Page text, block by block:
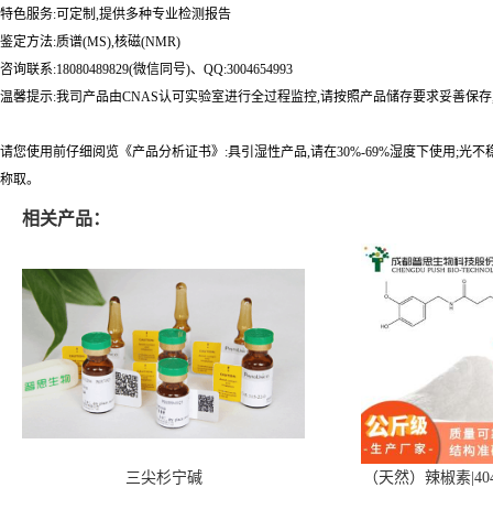
特色服务:可定制,提供多种专业检测报告
鉴定方法:质谱(MS),核磁(NMR)
咨询联系:18080489829(微信同号)、QQ:3004654993
温馨提示:我司产品由CNAS认可实验室进行全过程监控,请按照产品储存要求妥善保
请您使用前仔细阅览《产品分析证书》:具引湿性产品,请在30%-69%湿度下使用;光
称取。
相关产品：
三尖杉宁碱 （天然）辣椒素